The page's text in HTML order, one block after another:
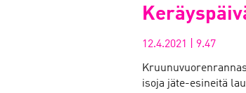
12.4.2021 9.47
isoja jäte-esineitä